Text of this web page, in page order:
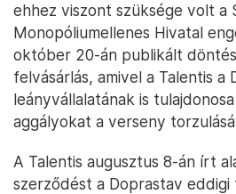
ehhez viszont szüksége volt a
Monopóliumellenes Hivatal
október 20-án publikált
felvásárlás, amivel a Talentis a
leányvállalatának is
aggályokat a verseny
A Talentis augusztus 8-án írt
szerződést a Doprastav eddigi